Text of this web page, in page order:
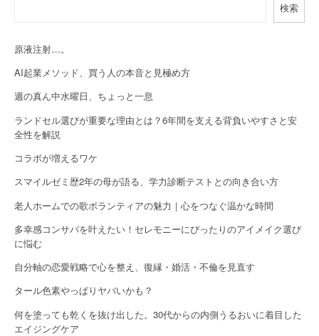
i
g
a
t
i
o
n
検索
原液注射…。
AI起業メソッド、買う人の本音と見極め方
週の真ん中水曜日、ちょっと一息
ランドセル選びが重要な理由とは？6年間を支える背負いやすさと安
全性を解説
コラボが増えるワケ
スマイルゼミ歴2年の母が語る、学力診断テストとの向き合い方
老人ホームでの歌ボランティアの魅力｜心をつなぐ温かな時間
多幸感コンサバを叶えたい！セレモニーにぴったりのアイメイク選び
に悩む
自分軸の恋愛戦略で心を整え、復縁・婚活・不倫を見直す
タール色素やっぱりヤバいかも？
何を塗っても乾くを抜け出した。30代からの内側うるおいに着目した
エイジングケア